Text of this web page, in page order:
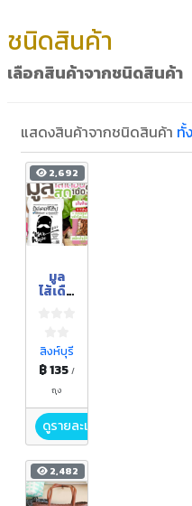
ชนิดสินค้า
เลือกสินค้าจากชนิดสินค้า
แสดงสินค้าจากชนิดสินค้า ทั้
2,692
มูล
ไส้เดือ
โฮ๊ป
สิงห์บุรี
฿ 135 /
ถุง
ดูรายละเอียด
2,482